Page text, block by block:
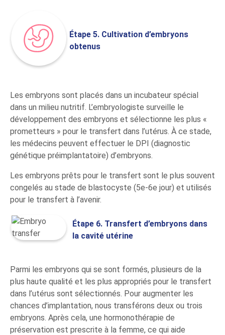
Étape 5. Cultivation d’embryons
obtenus
Les embryons sont placés dans un incubateur spécial
dans un milieu nutritif. L’embryologiste surveille le
développement des embryons et sélectionne les plus «
prometteurs » pour le transfert dans l’utérus. À ce stade,
les médecins peuvent effectuer le DPI (diagnostic
génétique préimplantatoire) d’embryons.
Les embryons prêts pour le transfert sont le plus souvent
congelés au stade de blastocyste (5e-6e jour) et utilisés
pour le transfert à l’avenir.
Étape 6. Transfert d’embryons dans
la cavité utérine
Parmi les embryons qui se sont formés, plusieurs de la
plus haute qualité et les plus appropriés pour le transfert
dans l’utérus sont sélectionnés. Pour augmenter les
chances d’implantation, nous transférons deux ou trois
embryons. Après cela, une hormonothérapie de
préservation est prescrite à la femme, ce qui aide